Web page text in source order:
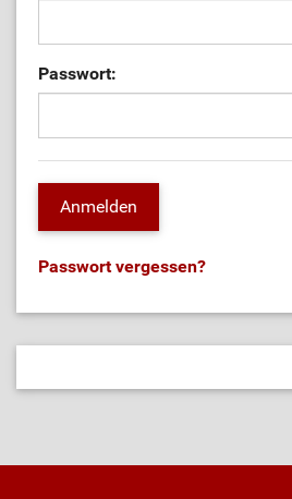
Passwort:
Passwort vergessen?